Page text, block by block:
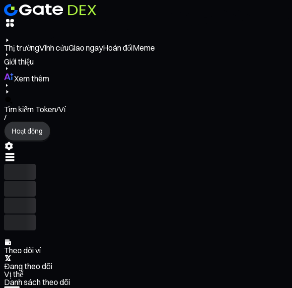
Thị trườngVĩnh cửuGiao ngayHoán đổiMeme
Giới thiệu
Xem thêm
Tìm kiếm Token/Ví
/
Hoạt động
Theo dõi ví
Đang theo dõi
Vị thế
Danh sách theo dõi